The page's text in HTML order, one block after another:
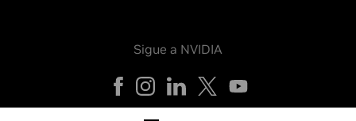
Sigue a NVIDIA